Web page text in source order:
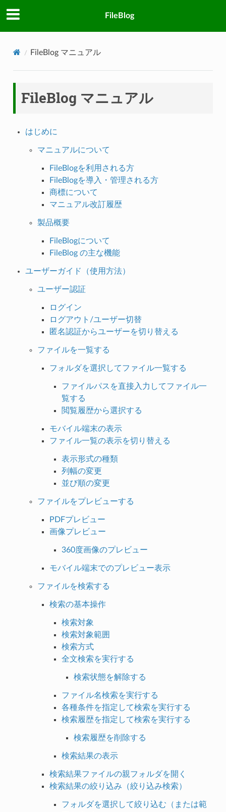
FileBlog
FileBlog マニュアル
FileBlog マニュアル
はじめに
マニュアルについて
FileBlogを利用される方
FileBlogを導入・管理される方
商標について
マニュアル改訂履歴
製品概要
FileBlogについて
FileBlog の主な機能
ユーザーガイド（使用方法）
ユーザー認証
ログイン
ログアウト/ユーザー切替
匿名認証からユーザーを切り替える
ファイルを一覧する
フォルダを選択してファイル一覧する
ファイルパスを直接入力してファイル一
覧する
閲覧履歴から選択する
モバイル端末の表示
ファイル一覧の表示を切り替える
表示形式の種類
列幅の変更
並び順の変更
ファイルをプレビューする
PDFプレビュー
画像プレビュー
360度画像のプレビュー
モバイル端末でのプレビュー表示
ファイルを検索する
検索の基本操作
検索対象
検索対象範囲
検索方式
全文検索を実行する
検索状態を解除する
ファイル名検索を実行する
各種条件を指定して検索を実行する
検索履歴を指定して検索を実行する
検索履歴を削除する
検索結果の表示
検索結果ファイルの親フォルダを開く
検索結果の絞り込み（絞り込み検索）
フォルダを選択して絞り込む（または範